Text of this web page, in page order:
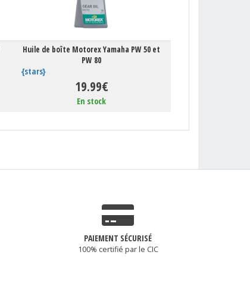
Huile de boîte Motorex Yamaha PW 50 et
PW 80
{stars}
19.99€
En stock
PAIEMENT SÉCURISÉ
100% certifié par le CIC